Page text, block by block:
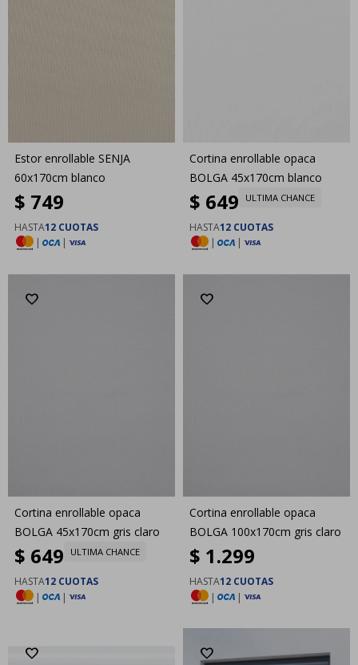
Estor enrollable SENJA
60x170cm blanco
$ 749
HASTA12 CUOTAS
|
|
Cortina enrollable opaca
BOLGA 45x170cm blanco
$ 649 ULTIMA CHANCE
HASTA12 CUOTAS
|
|
Cortina enrollable opaca
BOLGA 45x170cm gris claro
$ 649 ULTIMA CHANCE
HASTA12 CUOTAS
|
|
Cortina enrollable opaca
BOLGA 100x170cm gris claro
$ 1.299
HASTA12 CUOTAS
|
|